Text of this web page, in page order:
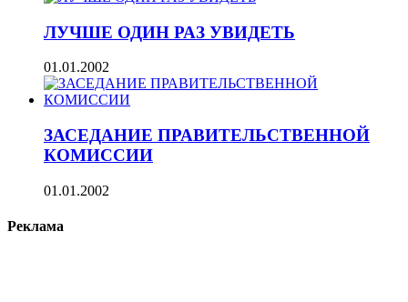
ЛУЧШЕ ОДИН РАЗ УВИДЕТЬ
01.01.2002
ЗАСЕДАНИЕ ПРАВИТЕЛЬСТВЕННОЙ
КОМИССИИ
01.01.2002
Реклама